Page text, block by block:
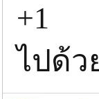
+1
ไปด้ว